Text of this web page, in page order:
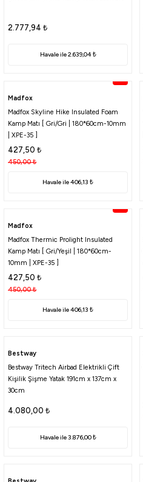
2.777,94 ₺
Havale ile 2.639,04 ₺
Madfox
Madfox Skyline Hike Insulated Foam
Kamp Matı [ Gri/Gri | 180*60cm-10mm
| XPE-35 ]
427,50 ₺
450,00₺
Havale ile 406,13 ₺
Madfox
Madfox Thermic Prolight Insulated
Kamp Matı [ Gri/Yeşil | 180*60cm-
10mm | XPE-35 ]
427,50 ₺
450,00₺
Havale ile 406,13 ₺
Bestway
Bestway Tritech Airbad Elektrikli Çift
Kişilik Şişme Yatak 191cm x 137cm x
30cm
4.080,00 ₺
Havale ile 3.876,00 ₺